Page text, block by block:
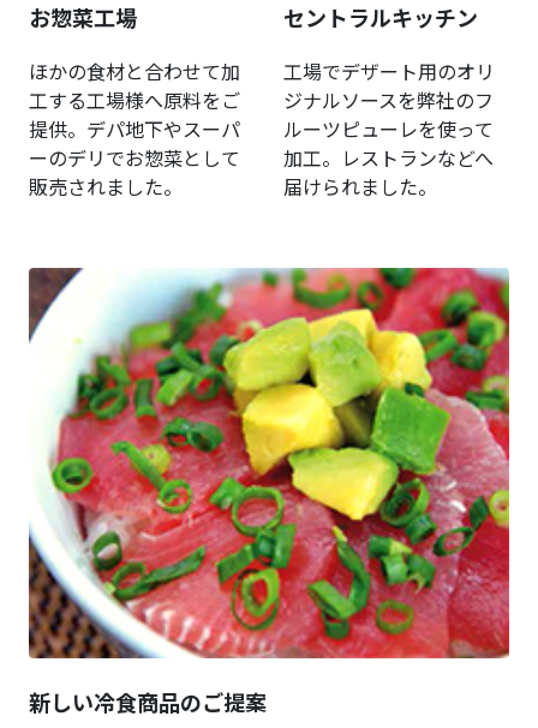
お惣菜工場
ほかの食材と合わせて加
工する工場様へ原料をご
提供。デパ地下やスーパ
ーのデリでお惣菜として
販売されました。
セントラルキッチン
工場でデザート用のオリ
ジナルソースを弊社のフ
ルーツピューレを使って
加工。レストランなどへ
届けられました。
新しい冷食商品のご提案